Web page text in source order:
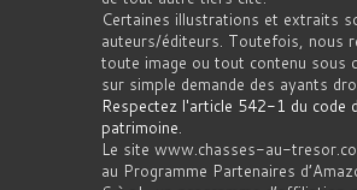
Certaines illustrations et extraits
auteurs/éditeurs. Toutefois, nous
toute image ou tout contenu sous
sur simple demande des ayants
Respectez l'article 542-1 du code
patrimoine
Le site www.chasses-au-
au Programme Partenaires